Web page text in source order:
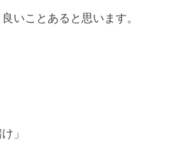
いことあると思います。
」